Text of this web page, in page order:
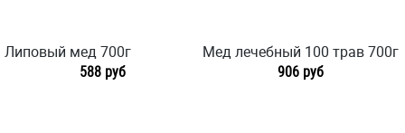
Липовый мед 700г
588 руб
Мед лечебный 100 трав 700г
906 руб